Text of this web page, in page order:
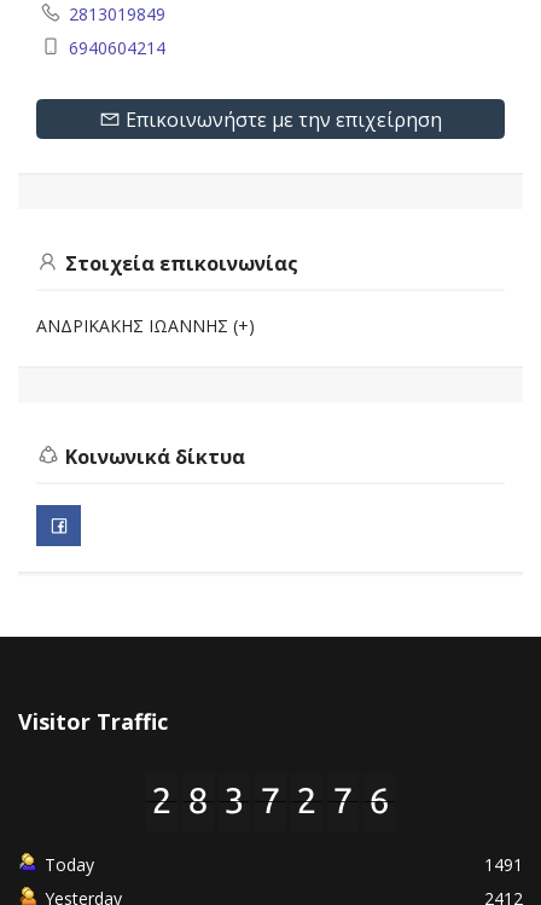
2813019849
6940604214
Επικοινωνήστε με την επιχείρηση
Στοιχεία επικοινωνίας
ΑΝΔΡΙΚΑΚΗΣ ΙΩΑΝΝΗΣ (+)
Κοινωνικά δίκτυα
Visitor Traffic
Today
1491
Yesterday
2412